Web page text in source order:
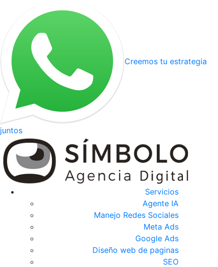
Creemos tu estrategia
juntos
Servicios
Agente IA
Manejo Redes Sociales
Meta Ads
Google Ads
Diseño web de paginas
SEO